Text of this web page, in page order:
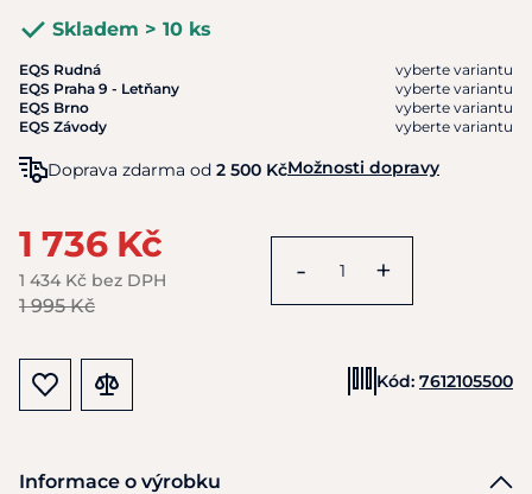
Skladem > 10 ks
EQS Rudná
vyberte variantu
EQS Praha 9 - Letňany
vyberte variantu
EQS Brno
vyberte variantu
EQS Závody
vyberte variantu
Doprava zdarma od 2 500 KčMožnosti dopravy
1 736 Kč
1 434 Kč bez DPH
1 995 Kč
- +
Kód: 7612105500
Informace o výrobku